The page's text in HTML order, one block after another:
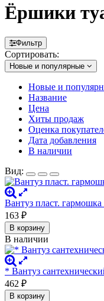
Ёршики
Фильтр
Сортировать:
Новые и популярные
Новые и
Название
Цена
Хиты продаж
Оценка
Дата добавления
В наличии
Вид:
Вантуз пласт. гармошка
163 ₽
В корзину
В наличии
* Вантуз
462 ₽
В корзину